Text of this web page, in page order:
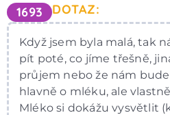
1693 DOTAZ:
Když jsem byla malá, tak
pít poté, co jíme třešně,
průjem nebo že nám
hlavně o mléku, ale
Mléko si dokážu vysvětlit